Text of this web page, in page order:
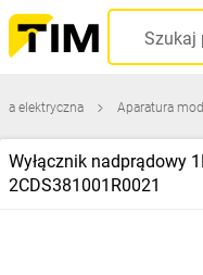
elektryczna Aparatura
Wyłącznik nadprądowy
2CDS381001R0021